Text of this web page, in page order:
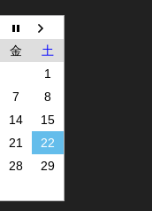
金
土
1
7
8
14
15
21
22
28
29